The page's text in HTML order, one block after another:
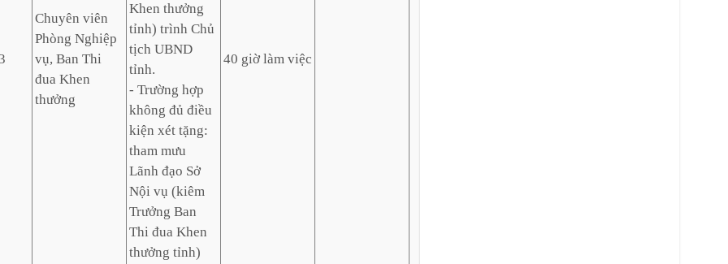
Chuyên viên
Phòng Nghiệp
vụ, Ban Thi
đua Khen
thưởng
Khen thưởng
tỉnh) trình Chủ
tịch UBND
tỉnh.
- Trường hợp
không đủ điều
kiện xét tặng:
tham mưu
Lãnh đạo Sở
Nội vụ (kiêm
Trưởng Ban
Thi đua Khen
thưởng tỉnh)
40 giờ làm việc